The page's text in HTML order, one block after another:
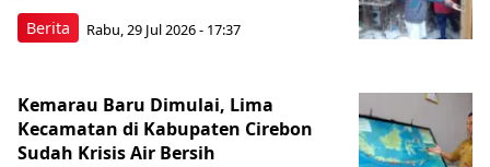
Berita Rabu, 29 Jul 2026 - 17:37
Kemarau Baru Dimulai, Lima
Kecamatan di Kabupaten Cirebon
Sudah Krisis Air Bersih